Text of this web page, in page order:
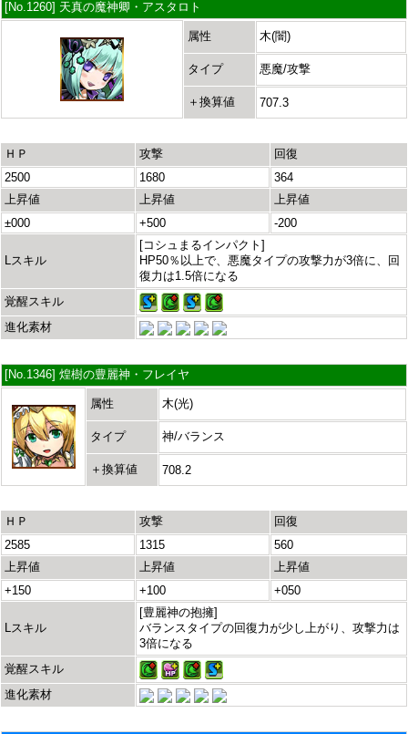
[No.1260] 天真の魔神卿・アスタロト
属性 木(闇)
タイプ 悪魔/攻撃
＋換算値 707.3
ＨＰ 攻撃
回復
2500
1680
364
上昇値
上昇値
上昇値
±000
+500 -200
Lスキル
[コシュまるインパクト]
HP50％以上で、悪魔タイプの攻撃力が3倍に、回
復力は1.5倍になる
覚醒スキル
進化素材
[No.1346] 煌樹の豊麗神・フレイヤ
属性 木(光)
タイプ 神/バランス
＋換算値 708.2
ＨＰ 攻撃
回復
2585
1315
560
上昇値
上昇値
上昇値
+150
+100 +050
Lスキル
[豊麗神の抱擁]
バランスタイプの回復力が少し上がり、攻撃力は
3倍になる
覚醒スキル
進化素材